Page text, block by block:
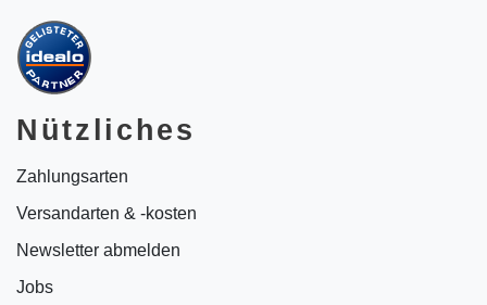
Nützliches
Zahlungsarten
Versandarten & -kosten
Newsletter abmelden
Jobs